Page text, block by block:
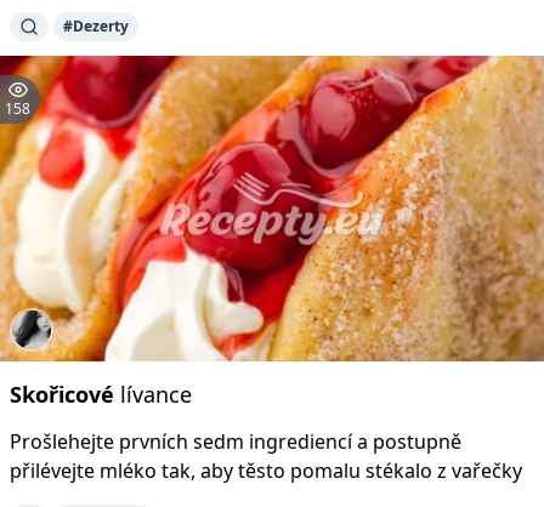
#Dezerty
158
Skořicové lívance
Prošlehejte prvních sedm ingrediencí a postupně
přilévejte mléko tak, aby těsto pomalu stékalo z vařečky